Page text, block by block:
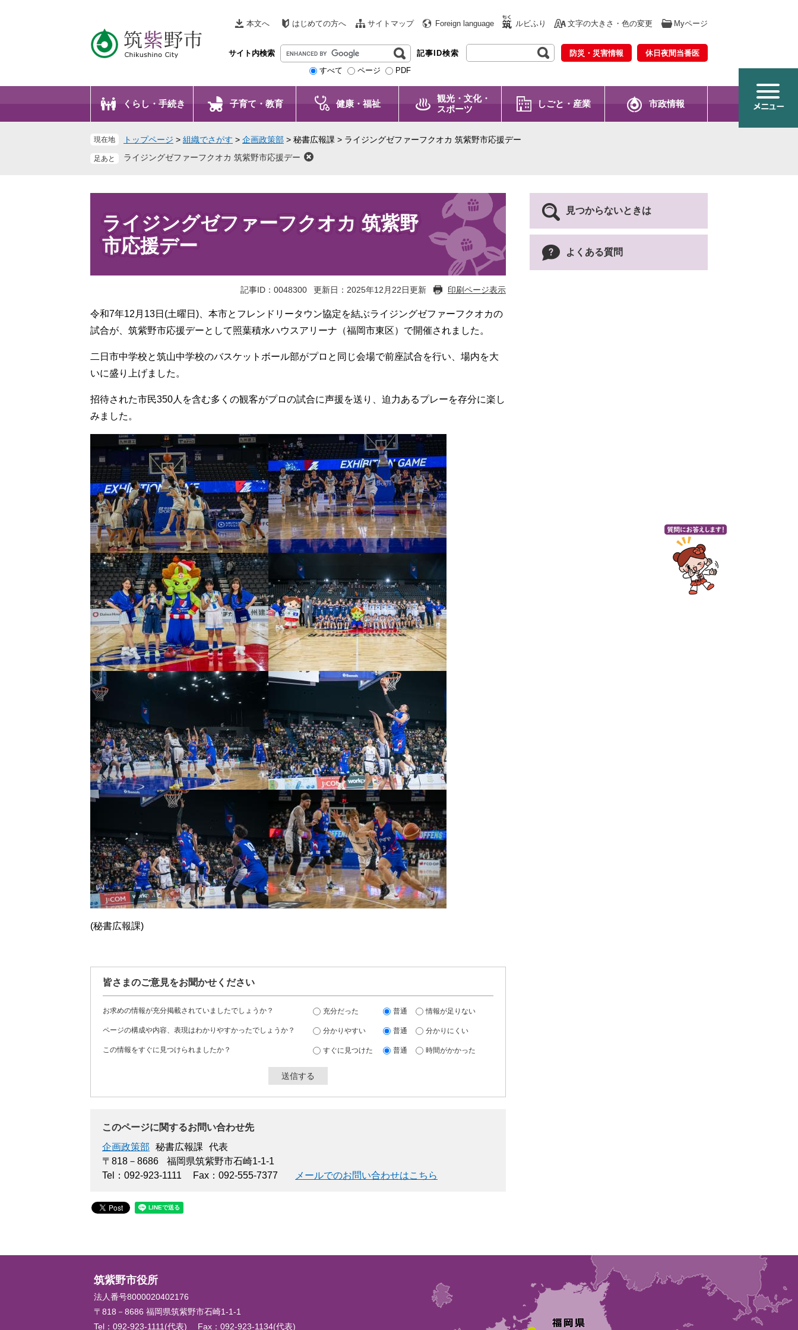
。
て
本文へ はじめての方へ サイトマップ Foreign language ルビふり 文字の大きさ・色の変更 Myページ
サイト内検索
G
o
l
ス
タ
索
すべて ページ PDF
記事ID検索 防災・災害情報 休日夜間当番医
くらし・手続き 子育て・教育 健康・福祉
観光・文化・
スポーツ
しごと・産業 市政情報
現在地 トップページ > 組織でさがす > 企画政策部 > 秘書広報課 > ライジングゼファーフクオカ 筑紫野市応援デー
ライジングゼファーフクオカ 筑紫野市応援デー
ライジングゼファーフクオカ 筑紫野
市応援デー
記事ID：0048300 更新日：2025年12月22日更新 印刷ページ表示
令和7年12月13日(土曜日)、 本市とフレンドリータウン協定を結ぶライジングゼファーフクオカの
試合が、筑紫野市応援デーとして照葉積水ハウスアリーナ（福岡市東区）で開催されました。
二日市中学校と筑山中学校のバスケットボール部がプロと同じ会場で前座試合を行い、場内を大
いに盛り上げました。
招待された市民350人を含む多くの観客がプロの試合に声援を送り、迫力あるプレーを存分に楽し
みました。​
(秘書広報課)
皆さまのご意見をお聞かせください
お求めの情報が充分掲載されていましたでしょうか？ 充分だった 普通 情報が足りない
ページの構成や内容、表現はわかりやすかったでしょうか？ 分かりやすい 普通 分かりにくい
この情報をすぐに見つけられましたか？ すぐに見つけた 普通 時間がかかった
このページに関するお問い合わせ先
企画政策部
秘書広報課
代表
〒818－8686
福岡県筑紫野市石崎1-1-1
Tel：092-923-1111
Fax：092-555-7377 メールでのお問い合わせはこちら
見つからないときは
よくある質問
筑紫野市役所
法人番号8000020402176
〒818－8686 福岡県筑紫野市石崎1-1-1
Tel：092-923-1111(代表)
Fax：092-923-1134(代表)